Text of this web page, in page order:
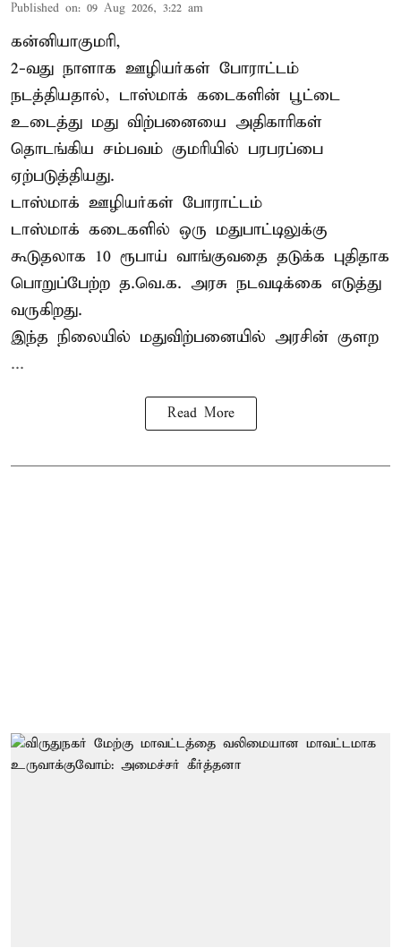
Published on: 09 Aug 2026, 3:22 am
கன்னியாகுமரி,
2-வது நாளாக ஊழியர்கள் போராட்டம்
நடத்தியதால், டாஸ்மாக் கடைகளின் பூட்டை
உடைத்து மது விற்பனையை அதிகாரிகள்
தொடங்கிய சம்பவம் குமரியில் பரபரப்பை
ஏற்படுத்தியது.
டாஸ்மாக் ஊழியர்கள் போராட்டம்
டாஸ்மாக் கடைகளில் ஒரு மதுபாட்டிலுக்கு
கூடுதலாக 10 ரூபாய் வாங்குவதை தடுக்க புதிதாக
பொறுப்பேற்ற த.வெ.க. அரசு நடவடிக்கை எடுத்து
வருகிறது.
இந்த நிலையில் மதுவிற்பனையில் அரசின் குளற
...
Read More